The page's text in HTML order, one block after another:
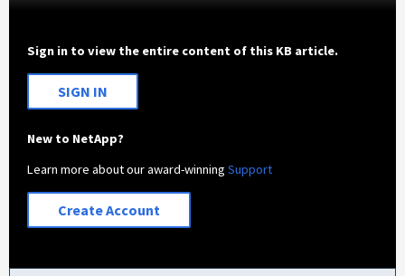
Sign in to view the entire content of this KB article.
SIGN IN
New to NetApp?
Learn more about our award-winningSupport
Create Account